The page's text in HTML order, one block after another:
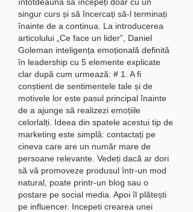
singur curs și să încercați să-l terminați
înainte de a continua. La introducerea
articolului „Ce face un lider”, Daniel
Goleman inteligența emoțională definită
în leadership cu 5 elemente explicate
clar după cum urmează: # 1. A fi
conștient de sentimentele tale și de
motivele lor este pasul principal înainte
de a ajunge să realizezi emoțiile
celorlalți. Ideea din spatele acestui tip de
marketing este simplă: contactați pe
cineva care are un număr mare de
persoane relevante. Vedeți dacă ar dori
să vă promoveze produsul într-un mod
natural, poate printr-un blog sau o
postare pe social media. Apoi îl plătești
pe influencer. Incepeti crearea unei